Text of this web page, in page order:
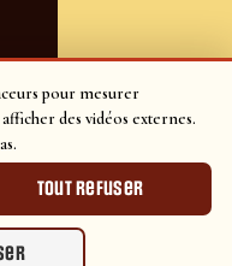
pour mesurer
des vidéos externes.
Tout refuser